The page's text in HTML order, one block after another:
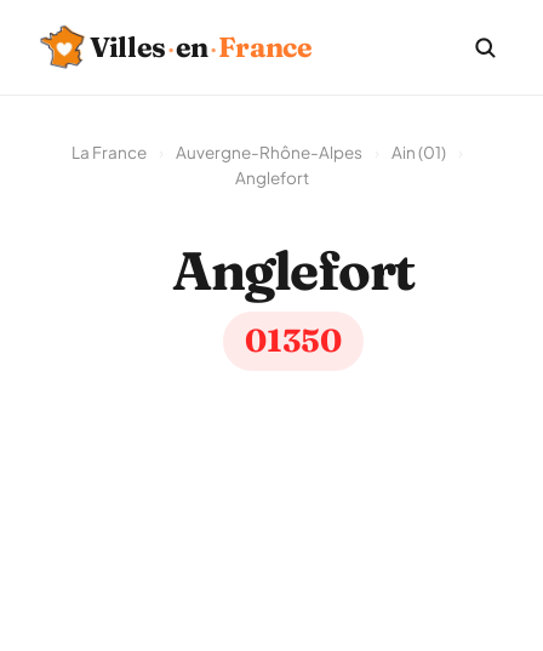
Villes·en·France
La France Auvergne-Rhône-Alpes Ain (01)
Anglefort
Anglefort
01350